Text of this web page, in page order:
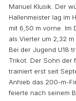
Manuel Klusik. Der
Hallenmeister lag im
mit 6,50 m vorne. Im
als Vierter um 2,32 m
Bei der Jugend U18
Trikot. Der Sohn der
trainiert erst seit
Anhieb das 200-m-
feierte nach seinem